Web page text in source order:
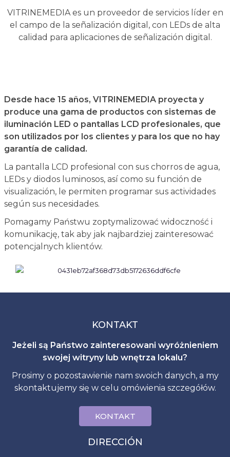
VITRINEMEDIA es un proveedor de servicios líder en
el campo de la señalización digital, con LEDs de alta
calidad para aplicaciones de señalización digital.
Desde hace 15 años, VITRINEMEDIA proyecta y
produce una gama de productos con sistemas de
iluminación LED o pantallas LCD profesionales, que
son utilizados por los clientes y para los que no hay
garantía de calidad.
La pantalla LCD profesional con sus chorros de agua,
LEDs y diodos luminosos, así como su función de
visualización, le permiten programar sus actividades
según sus necesidades.
Pomagamy Państwu zoptymalizować widoczność i
komunikację, tak aby jak najbardziej zainteresować
potencjalnych klientów.
KONTAKT
Jeżeli są Państwo zainteresowani wyróżnieniem
swojej witryny lub wnętrza lokalu?
Prosimy o pozostawienie nam swoich danych, a my
skontaktujemy się w celu omówienia szczegółów.
KONTAKT
DIRECCIÓN